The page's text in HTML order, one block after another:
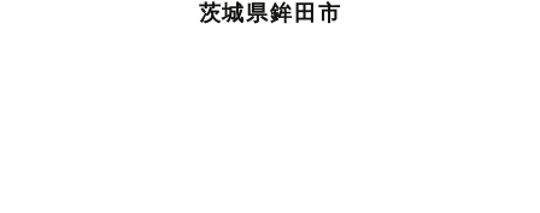
茨城県鉾田市